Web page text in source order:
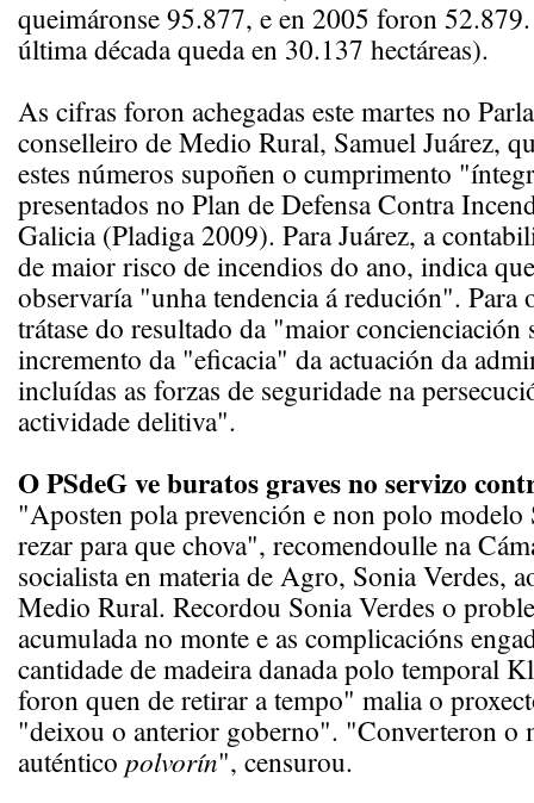
queimáronse 95.877, e en 2005 foron
última década queda en 30.137 hectáreas).
As cifras foron achegadas este martes no
conselleiro de Medio Rural, Samuel Juárez,
estes números supoñen o cumprimento
presentados no Plan de Defensa Contra
Galicia (Pladiga 2009). Para Juárez, a
de maior risco de incendios do ano, indica
observaría "unha tendencia á redución". Para
trátase do resultado da "maior
incremento da "eficacia" da actuación da
incluídas as forzas de seguridade na
actividade delitiva".
O PSdeG ve buratos graves no servizo
"Aposten pola prevención e non polo modelo
rezar para que chova", recomendoulle na
socialista en materia de Agro, Sonia Verdes,
Medio Rural. Recordou Sonia Verdes o
acumulada no monte e as complicacións
cantidade de madeira danada polo temporal
foron quen de retirar a tempo" malia o
"deixou o anterior goberno". "Converteron o
auténtico polvorín", censurou.